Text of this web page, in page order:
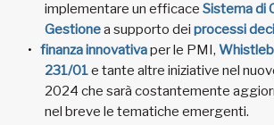
implementare un efficace Sistema di
Gestionea supporto dei processi
finanza innovativaper le PMI,
231/01e tante altre iniziative nel
2024 che sarà costantemente
nel breve le tematiche emergenti.